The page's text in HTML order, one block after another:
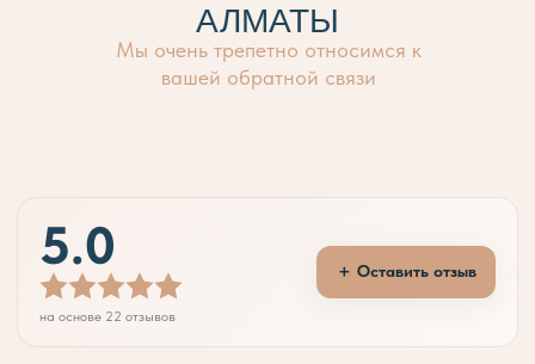
АЛМАТЫ
Мы очень трепетно относимся к
вашей обратной связи
5.0
на основе 22 отзывов
＋ Оставить отзыв